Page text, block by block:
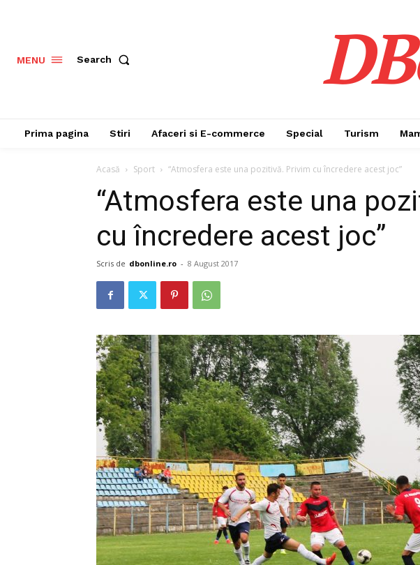
MENU Search
Prima pagina Stiri Afaceri si E-commerce Special Turism
Acasă Sport “Atmosfera este una pozitivă. Privim cu încredere acest joc”
“Atmosfera este una
cu încredere acest joc”
Scris de dbonline.ro - 8 August 2017